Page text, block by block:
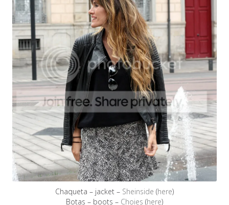
Chaqueta – jacket – Sheinside (here)
Botas – boots – Choies (here)